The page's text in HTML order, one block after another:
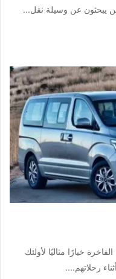
يبحثون عن وسيلة نقل...
خيارًا مثاليًا لأولئك
رحلاتهم....